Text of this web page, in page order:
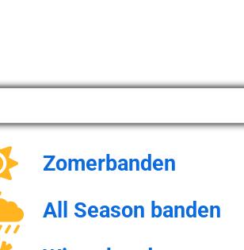
Zomerbanden
All Season banden